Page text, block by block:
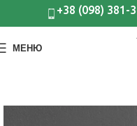
+38 (098) 381-
МЕНЮ